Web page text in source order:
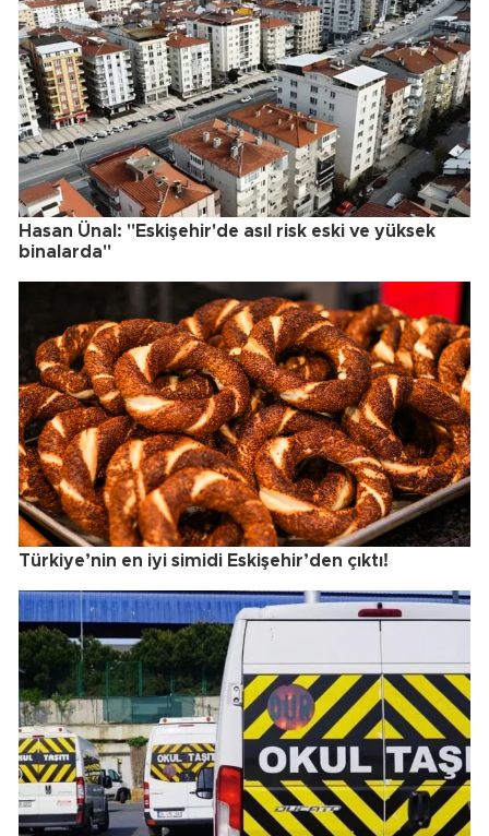
Hasan Ünal: "Eskişehir'de asıl risk eski ve yüksek
binalarda"
Türkiye’nin en iyi simidi Eskişehir’den çıktı!